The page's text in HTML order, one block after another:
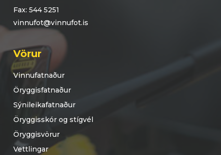
Fax: 544 5251
vinnufot@vinnufot.is
Vörur
Vinnufatnaður
Öryggisfatnaður
Sýnileikafatnaður
Öryggisskór og stígvél
Öryggisvörur
Vettlingar